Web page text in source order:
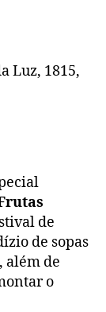
Luz, 1815,
de
de sopas
além de
o